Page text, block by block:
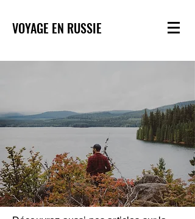
VOYAGE EN RUSSIE